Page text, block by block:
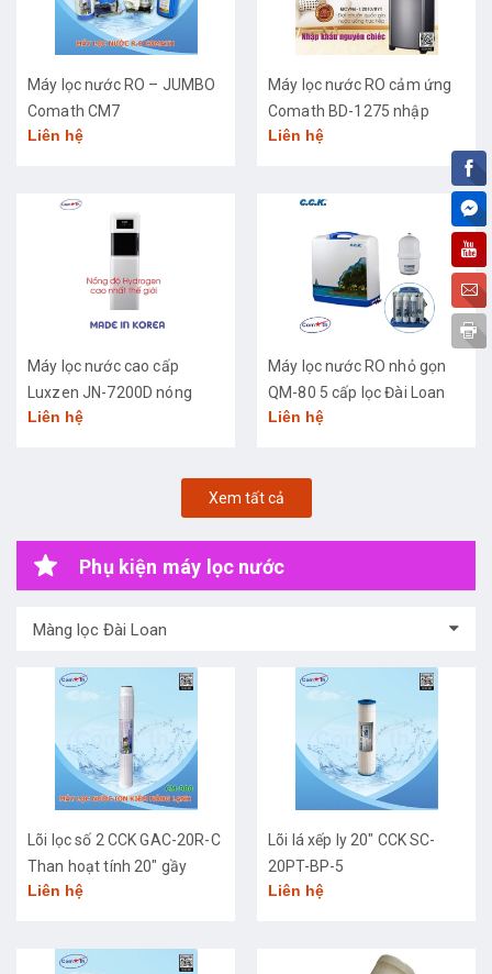
Máy lọc nước RO – JUMBO
Comath CM7
Liên hệ
Máy lọc nước RO cảm ứng
Comath BD-1275 nhập
khẩu cao cấp
Liên hệ
Máy lọc nước cao cấp
Luxzen JN-7200D nóng
lạnh
Liên hệ
Máy lọc nước RO nhỏ gọn
QM-80 5 cấp lọc Đài Loan
Liên hệ
Xem tất cả
Phụ kiện máy lọc nước
Màng lọc Đài Loan
Lõi lọc số 2 CCK GAC-20R-C
Than hoạt tính 20" gầy
Liên hệ
Lõi lá xếp ly 20" CCK SC-
20PT-BP-5
Liên hệ